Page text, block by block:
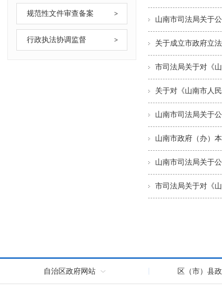
规范性文件审查备案
行政执法协调监督
山南市司法局关于
关于成立市政府立
市司法局关于对《
山南市司法局关于
山南市政府（办）
山南市司法局关于
自治区政府网站 区（市）县